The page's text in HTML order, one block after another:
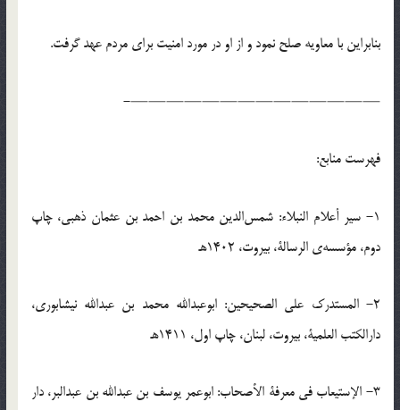
بنابراین با معاویه صلح نمود و از او در مورد امنیت برای مردم عهد گرفت.
——————————————-
فهرست منابع:
1- سیر أعلام النبلاء: شمس‌الدین محمد بن احمد بن عثمان ذهبی، چاپ
دوم، مؤسسه‌ی الرسالة، بیروت، 1402ه‍.
2- المستدرک علی الصحیحین: ابوعبدالله محمد بن عبدالله نیشابوری،
دارالکتب العلمیة، بیروت، لبنان، چاپ اول، 1411ه‍.
3- الإستیعاب فی معرفة الأصحاب: ابوعمر یوسف بن عبدالله بن عبدالبر، دار